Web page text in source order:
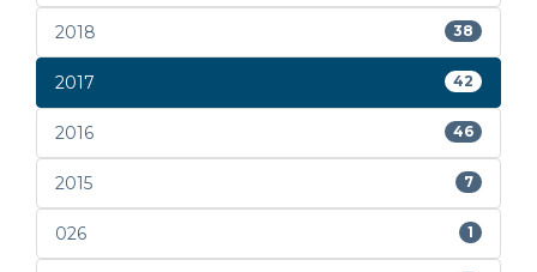
2018 38
2017 42
2016 46
2015 7
026 1